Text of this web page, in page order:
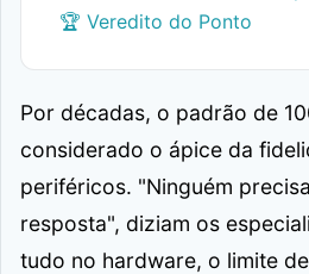
🏆 Veredito do Ponto
Por décadas, o padrão de
considerado o ápice da
periféricos. "Ninguém
resposta", diziam os
tudo no hardware, o limite